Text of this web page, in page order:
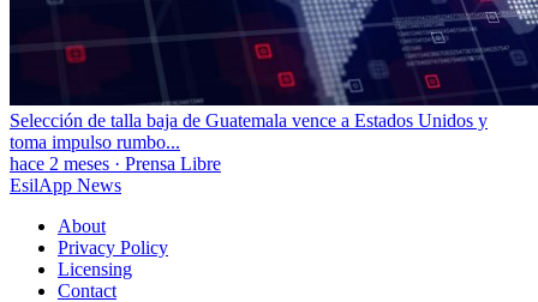
Selección de talla baja de Guatemala vence a Estados Unidos y
toma impulso rumbo...
hace 2 meses · Prensa Libre
EsilApp News
About
Privacy Policy
Licensing
Contact